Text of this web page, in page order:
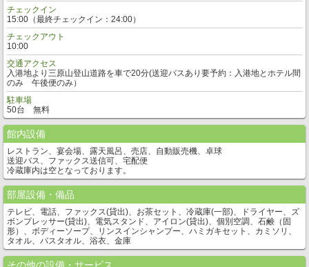
チェックイン
15:00（最終チェックイン：24:00）
チェックアウト
10:00
交通アクセス
入港地より三原山登山道路を車で20分(送迎バスあり要予約：入港地とホテル間
のみ 午後便のみ）
駐車場
50台 無料
館内設備
レストラン、宴会場、露天風呂、売店、自動販売機、卓球
送迎バス、ファックス送信可、宅配便
冷蔵庫内は空となっております。
部屋設備・備品
テレビ、電話、ファックス(貸出)、お茶セット、冷蔵庫(一部)、ドライヤー、ズ
ボンプレッサー(貸出)、電気スタンド、アイロン(貸出)、個別空調、石鹸（固
形）、ボディーソープ、リンスインシャンプー、ハミガキセット、カミソリ、
タオル、バスタオル、浴衣、金庫
その他の設備・サービス